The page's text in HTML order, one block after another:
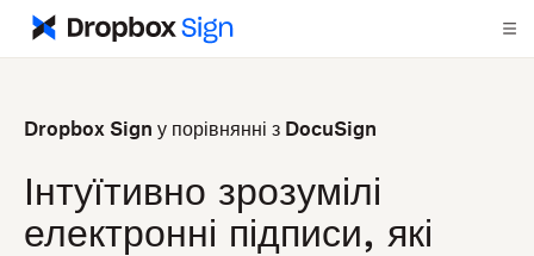
Dropbox Sign у порівнянні з DocuSign
Інтуїтивно зрозумілі
електронні підписи, які